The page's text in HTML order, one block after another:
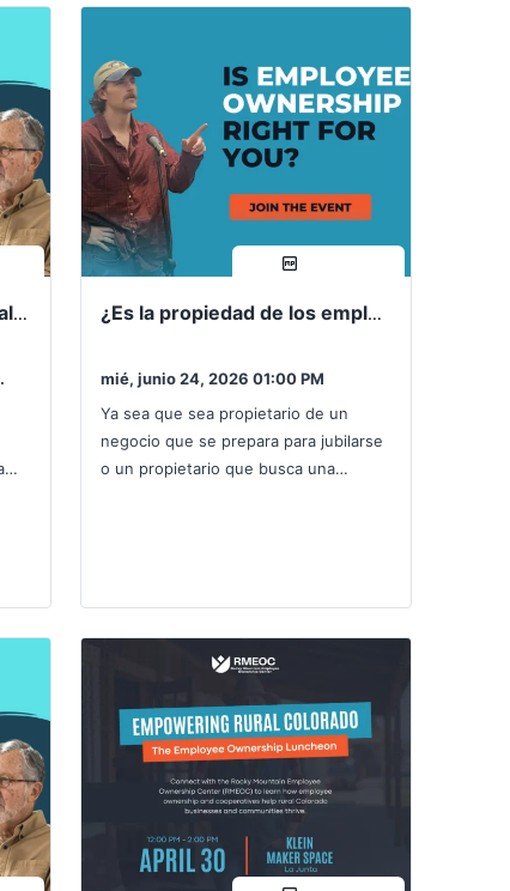
Programa Cooperativo Social: Comunidad de Práctica
compartir
¿Es la propiedad de los empleados adecuada para usted?
mié, junio 24, 2026 01:00 PM
Ya sea que sea propietario de un
negocio que se prepara para jubilarse
o un propietario que busca una